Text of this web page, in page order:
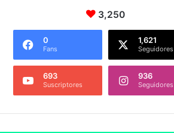
3,250
0
Fans
1,621
Seguidores
693
Suscriptores
936
Seguidores